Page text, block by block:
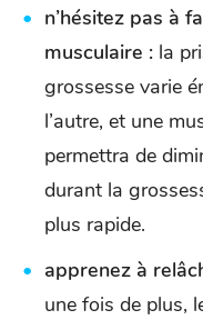
n’hésitez pas à
musculaire : la
grossesse varie
l’autre, et une
permettra de
durant la
plus rapide.
apprenez à
une fois de plus,